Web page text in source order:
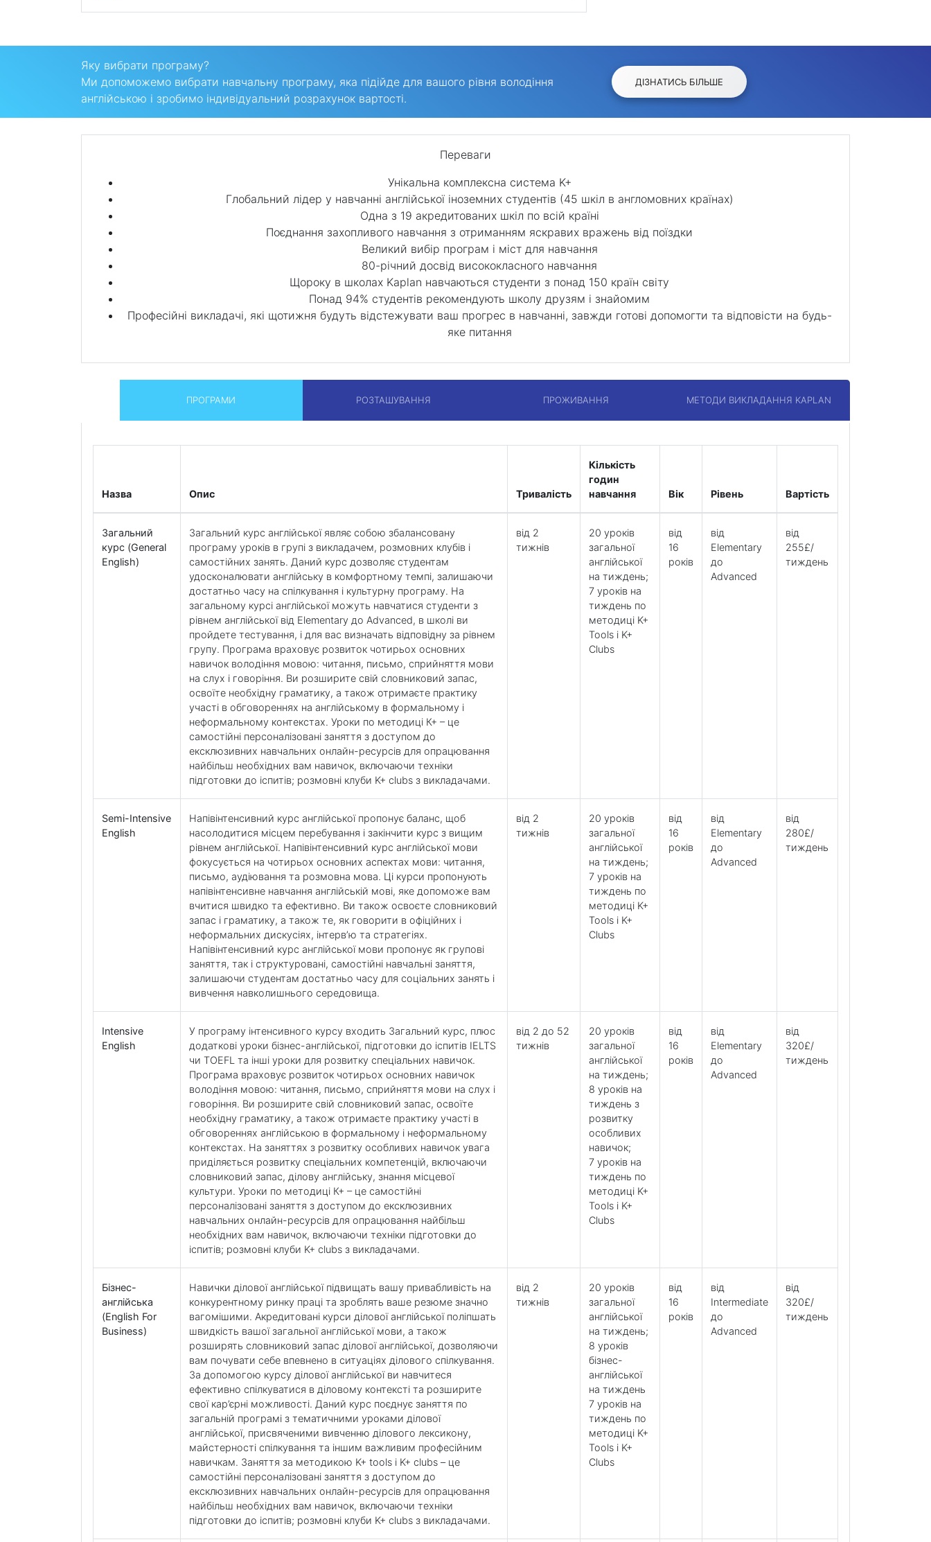
Яку вибрати програму?
Ми допоможемо вибрати навчальну програму, яка підійде для вашого рівня володіння
англійською і зробимо індивідуальний розрахунок вартості.
ДІЗНАТИСЬ БІЛЬШЕ
Переваги
Унікальна комплексна система K+
Глобальний лідер у навчанні англійської іноземних студентів (45 шкіл в англомовних країнах)
Одна з 19 акредитованих шкіл по всій країні
Поєднання захопливого навчання з отриманням яскравих вражень від поїздки
Великий вибір програм і міст для навчання
80-річний досвід висококласного навчання
Щороку в школах Kaplan навчаються студенти з понад 150 країн світу
Понад 94% студентів рекомендують школу друзям і знайомим
Професійні викладачі, які щотижня будуть відстежувати ваш прогрес в навчанні, завжди готові допомогти та відповісти на будь-
яке питання
ПРОГРАМИ РОЗТАШУВАННЯ ПРОЖИВАННЯ МЕТОДИ ВИКЛАДАННЯ KAPLAN
Назва Опис Тривалість
Кількість
годин
навчання
Вік Рівень Вартість
Загальний
курс (General
English)
Загальний курс англійської являє собою збалансовану
програму уроків в групі з викладачем, розмовних клубів і
самостійних занять. Даний курс дозволяє студентам
удосконалювати англійську в комфортному темпі, залишаючи
достатньо часу на спілкування і культурну програму. На
загальному курсі англійської можуть навчатися студенти з
рівнем англійської від Elementary до Advanced, в школі ви
пройдете тестування, і для вас визначать відповідну за рівнем
групу. Програма враховує розвиток чотирьох основних
навичок володіння мовою: читання, письмо, сприйняття мови
на слух і говоріння. Ви розширите свій словниковий запас,
освоїте необхідну граматику, а також отримаєте практику
участі в обговореннях на англійському в формальному і
неформальному контекстах. Уроки по методиці К+ – це
самостійні персоналізовані заняття з доступом до
ексклюзивних навчальних онлайн-ресурсів для опрацювання
найбільш необхідних вам навичок, включаючи техніки
підготовки до іспитів; розмовні клуби K+ clubs з викладачами.
від 2
тижнів
20 уроків
загальної
англійської
на тиждень;
7 уроків на
тиждень по
методиці K+
Tools і K+
Clubs
від
16
років
від
Elementary
до
Advanced
від
255£/
тиждень
Semi-Intensive
English
Напівінтенсивний курс англійської пропонує баланс, щоб
насолодитися місцем перебування і закінчити курс з вищим
рівнем англійської. Напівінтенсивний курс англійської мови
фокусується на чотирьох основних аспектах мови: читання,
письмо, аудіювання та розмовна мова. Ці курси пропонують
напівінтенсивне навчання англійській мові, яке допоможе вам
вчитися швидко та ефективно. Ви також освоєте словниковий
запас і граматику, а також те, як говорити в офіційних і
неформальних дискусіях, інтерв’ю та стратегіях.
Напівінтенсивний курс англійської мови пропонує як групові
заняття, так і структуровані, самостійні навчальні заняття,
залишаючи студентам достатньо часу для соціальних занять і
вивчення навколишнього середовища.
від 2
тижнів
20 уроків
загальної
англійської
на тиждень;
7 уроків на
тиждень по
методиці K+
Tools і K+
Clubs
від
16
років
від
Elementary
до
Advanced
від
280£/
тиждень
Intensive
English
У програму інтенсивного курсу входить Загальний курс, плюс
додаткові уроки бізнес-англійської, підготовки до іспитів IELTS
чи TOEFL та інші уроки для розвитку спеціальних навичок.
Програма враховує розвиток чотирьох основних навичок
володіння мовою: читання, письмо, сприйняття мови на слух і
говоріння. Ви розширите свій словниковий запас, освоїте
необхідну граматику, а також отримаєте практику участі в
обговореннях англійською в формальному і неформальному
контекстах. На заняттях з розвитку особливих навичок увага
приділяється розвитку спеціальних компетенцій, включаючи
словниковий запас, ділову англійську, знання місцевої
культури. Уроки по методиці К+ – це самостійні
персоналізовані заняття з доступом до ексклюзивних
навчальних онлайн-ресурсів для опрацювання найбільш
необхідних вам навичок, включаючи техніки підготовки до
іспитів; розмовні клуби K+ clubs з викладачами.
від 2 до 52
тижнів
20 уроків
загальної
англійської
на тиждень;
8 уроків на
тиждень з
розвитку
особливих
навичок;
7 уроків на
тиждень по
методиці K+
Tools і K+
Clubs
від
16
років
від
Elementary
до
Advanced
від
320£/
тиждень
Бізнес-
англійська
(English For
Business)
Навички ділової англійської підвищать вашу привабливість на
конкурентному ринку праці та зроблять ваше резюме значно
вагомішими. Акредитовані курси ділової англійської поліпшать
швидкість вашої загальної англійської мови, а також
розширять словниковий запас ділової англійської, дозволяючи
вам почувати себе впевнено в ситуаціях ділового спілкування.
За допомогою курсу ділової англійської ви навчитеся
ефективно спілкуватися в діловому контексті та розширите
свої кар’єрні можливості. Даний курс поєднує заняття по
загальній програмі з тематичними уроками ділової
англійської, присвяченими вивченню ділового лексикону,
майстерності спілкування та іншим важливим професійним
навичкам. Заняття за методикою K+ tools і K+ clubs – це
самостійні персоналізовані заняття з доступом до
ексклюзивних навчальних онлайн-ресурсів для опрацювання
найбільш необхідних вам навичок, включаючи техніки
підготовки до іспитів; розмовні клуби K+ clubs з викладачами.
від 2
тижнів
20 уроків
загальної
англійської
на тиждень;
8 уроків
бізнес-
англійської
на тиждень
7 уроків на
тиждень по
методиці K+
Tools і K+
Clubs
від
16
років
від
Intermediate
до
Advanced
від
320£/
тиждень